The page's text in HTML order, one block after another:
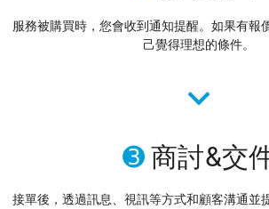
服務被購買時，您會收到通知提醒。如果有報
己覺得理想的條件。
➌商討&交
接單後，透過訊息、視訊等方式和顧客溝通並